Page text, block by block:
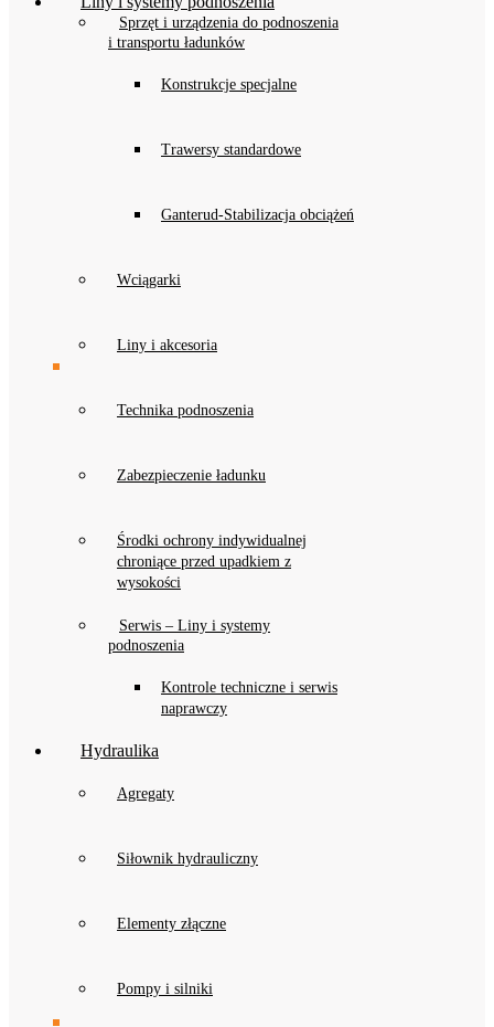
Sprzęt i urządzenia do podnoszenia
i transportu ładunków
Konstrukcje specjalne
Trawersy standardowe
Ganterud-Stabilizacja obciążeń
Wciągarki
Liny i akcesoria
Technika podnoszenia
Zabezpieczenie ładunku
Środki ochrony indywidualnej
chroniące przed upadkiem z
wysokości
Serwis – Liny i systemy
podnoszenia
Kontrole techniczne i serwis
naprawczy
Hydraulika
Agregaty
Siłownik hydrauliczny
Elementy złączne
Pompy i silniki